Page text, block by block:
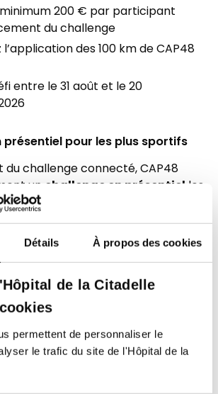
Détails À propos des cookies
de la Citadelle
permettent de personnaliser le
le trafic du site de l'Hôpital de la
200 € par participant
du challenge
des 100 km de CAP48
entre le 31 août et le 20
présentiel pour les plus sportifs
du challenge connecté, CAP48
un challenge en présentiel les
2026
100 km en maximum 30 heures
de trail proposant différentes
de dénivelé. Le défi peut être
ou en individuel. Une
celles et ceux qui souhaitent
la région de Malmedy.